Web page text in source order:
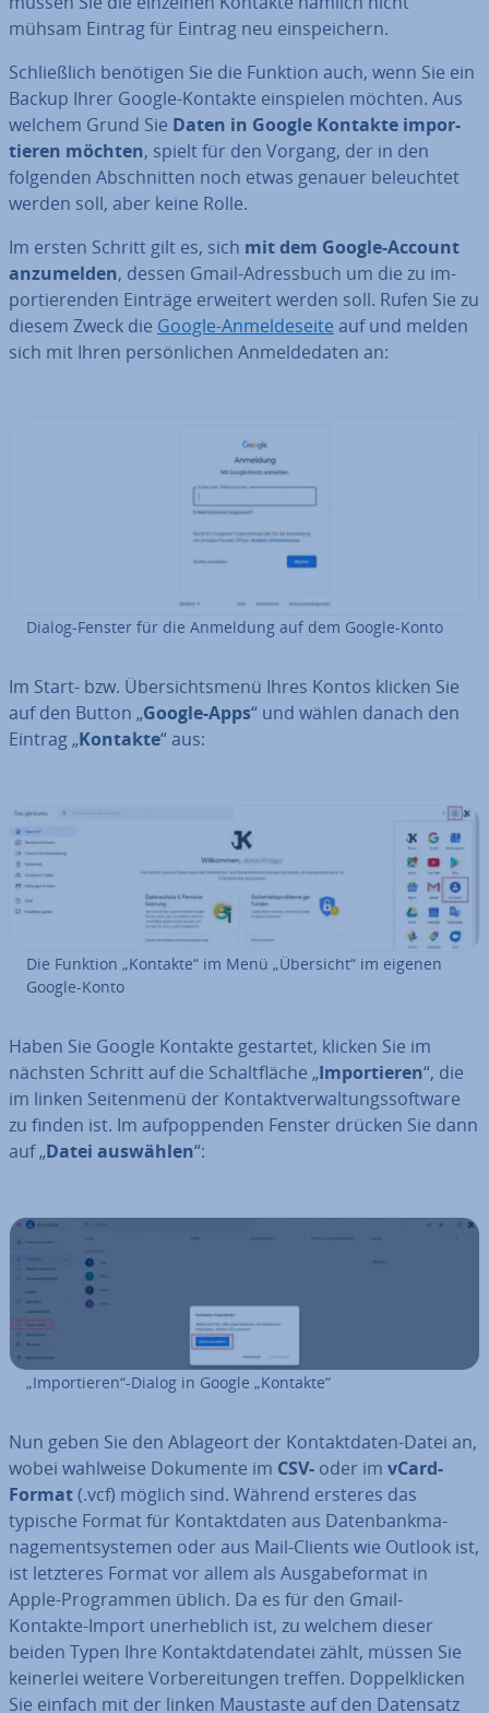
mühsam Eintrag für Eintrag neu ein­spei­chern.
Schließ­lich benötigen Sie die Funktion auch, wenn Sie ein
Backup Ihrer Google-Kontakte ein­spie­len möchten. Aus
welchem Grund Sie Daten in Google Kontakte im­por­
tie­ren möchten, spielt für den Vorgang, der in den
folgenden Ab­schnit­ten noch etwas genauer be­leuch­tet
werden soll, aber keine Rolle.
Im ersten Schritt gilt es, sich mit dem Google-Account
an­zu­mel­den, dessen Gmail-Adress­buch um die zu im­
por­tie­ren­den Einträge erweitert werden soll. Rufen Sie zu
diesem Zweck die Google-An­mel­de­sei­te auf und melden
sich mit Ihren per­sön­li­chen An­mel­de­da­ten an:
Dialog-Fenster für die Anmeldung auf dem Google-Konto
Im Start- bzw. Über­sichts­me­nü Ihres Kontos klicken Sie
auf den Button „Google-Apps“ und wählen danach den
Eintrag „Kontakte“ aus:
Die Funktion „Kontakte“ im Menü „Übersicht“ im eigenen
Google-Konto
Haben Sie Google Kontakte gestartet, klicken Sie im
nächsten Schritt auf die Schalt­flä­che „Im­por­tie­ren“, die
im linken Sei­ten­me­nü der Kon­takt­ver­wal­tungs­soft­ware
zu finden ist. Im auf­pop­pen­den Fenster drücken Sie dann
auf „Datei auswählen“:
„Im­por­tie­ren“-Dialog in Google „Kontakte“
Nun geben Sie den Ablageort der Kon­takt­da­ten-Datei an,
wobei wahlweise Dokumente im CSV- oder im vCard-
Format(.vcf) möglich sind. Während ersteres das
typische Format für Kon­takt­da­ten aus Da­ten­bank­ma­
nage­ment­sys­te­men oder aus Mail-Clients wie Outlook ist,
ist letzteres Format vor allem als Aus­ga­be­for­mat in
Apple-Pro­gram­men üblich. Da es für den Gmail-
Kontakte-Import un­er­heb­lich ist, zu welchem dieser
beiden Typen Ihre Kon­takt­da­ten­da­tei zählt, müssen Sie
keinerlei weitere Vor­be­rei­tun­gen treffen. Dop­pel­kli­cken
Sie einfach mit der linken Maustaste auf den Datensatz